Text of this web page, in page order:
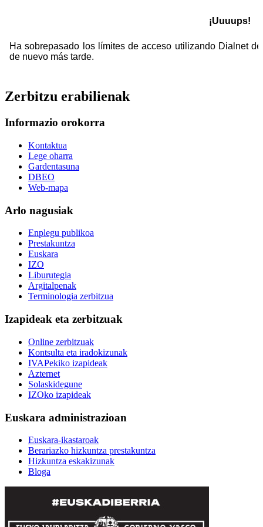
Zerbitzu erabilienak
Informazio orokorra
Kontaktua
Lege oharra
Gardentasuna
DBEO
Web-mapa
Arlo nagusiak
Enplegu publikoa
Prestakuntza
Euskara
IZO
Liburutegia
Argitalpenak
Terminologia zerbitzua
Izapideak eta zerbitzuak
Online zerbitzuak
Kontsulta eta iradokizunak
IVAPekiko izapideak
Azternet
Solaskidegune
IZOko izapideak
Euskara administrazioan
Euskara-ikastaroak
Berariazko hizkuntza prestakuntza
Hizkuntza eskakizunak
Bloga